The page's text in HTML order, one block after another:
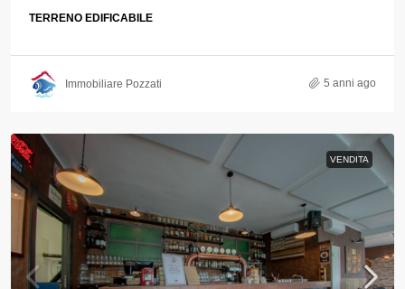
TERRENO EDIFICABILE
Immobiliare Pozzati 5 anni ago
VENDITA